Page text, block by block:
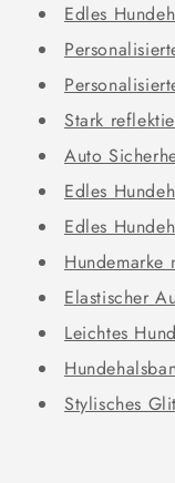
Edles
Stark
Auto
Edles
Edles
Elastischer
Leichtes
Stylisches